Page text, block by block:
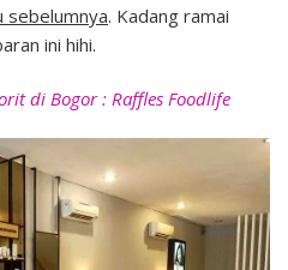
sebelumnya. Kadang ramai
ini hihi.
di Bogor : Raffles Foodlife